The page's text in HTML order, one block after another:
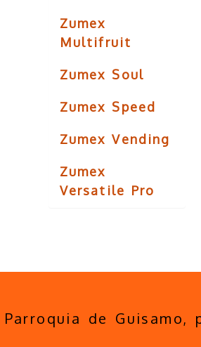
Zumex
Multifruit
Zumex Soul
Zumex Speed
Zumex Vending
Zumex
Versatile Pro
de Guisamo,